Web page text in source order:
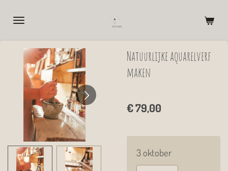
direct
hoofdinhoud
Natuurlijke aquarelverf
maken
€ 79,00
3 oktober